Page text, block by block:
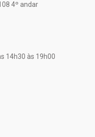
4º andar
14h30 às 19h00